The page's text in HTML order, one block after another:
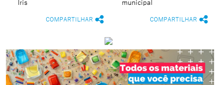
Íris
COMPARTILHAR
municipal
COMPARTILHAR